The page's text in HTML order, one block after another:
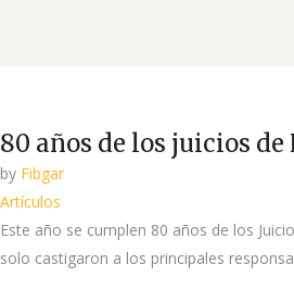
80 años de los juicios
by Fibgar
Artículos
Este año se cumplen 80 años de los
solo castigaron a los principales